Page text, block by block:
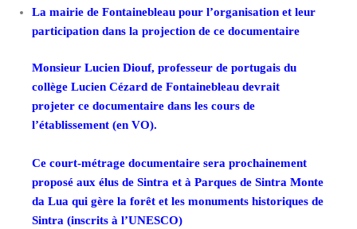
La mairie de Fontainebleau pour l’organisation et leur
participation dans la projection de ce documentaire
Monsieur Lucien Diouf, professeur de portugais du
collège Lucien Cézard de Fontainebleau devrait
projeter ce documentaire dans les cours de
l’établissement (en VO).
Ce court-métrage documentaire sera prochainement
proposé aux élus de Sintra et à Parques de Sintra Monte
da Lua qui gère la forêt et les monuments historiques de
Sintra (inscrits à l’UNESCO)